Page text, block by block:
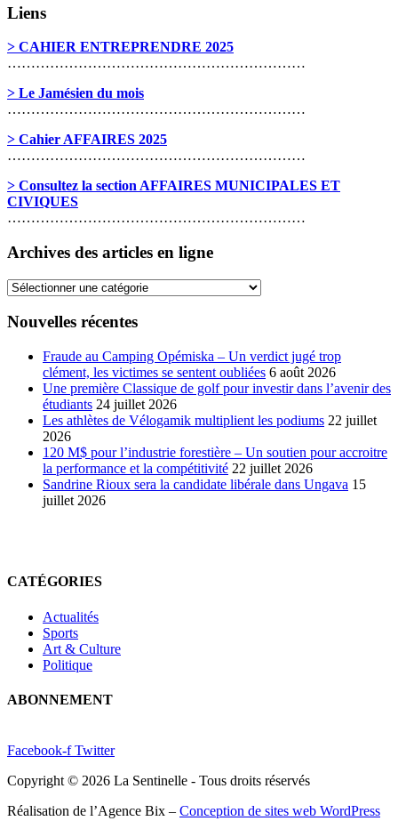
Liens
> CAHIER ENTREPRENDRE 2025
………………………………………………………
> Le Jamésien du mois
………………………………………………………
> Cahier AFFAIRES 2025
………………………………………………………
> Consultez la section AFFAIRES MUNICIPALES ET
CIVIQUES
………………………………………………………
Archives des articles en ligne
Archives
articles
Nouvelles récentes
Fraude au Camping Opémiska – Un verdict jugé trop
clément, les victimes se sentent oubliées 6 août 2026
Une première Classique de golf pour investir dans l’avenir des
étudiants 24 juillet 2026
Les athlètes de Vélogamik multiplient les podiums 22 juillet
2026
120 M$ pour l’industrie forestière – Un soutien pour accroitre
la performance et la compétitivité 22 juillet 2026
Sandrine Rioux sera la candidate libérale dans Ungava 15
juillet 2026
CATÉGORIES
Actualités
Sports
Art & Culture
Politique
ABONNEMENT
Facebook-f Twitter
Copyright © 2026 La Sentinelle - Tous droits réservés
Réalisation de l’Agence Bix – Conception de sites web WordPress